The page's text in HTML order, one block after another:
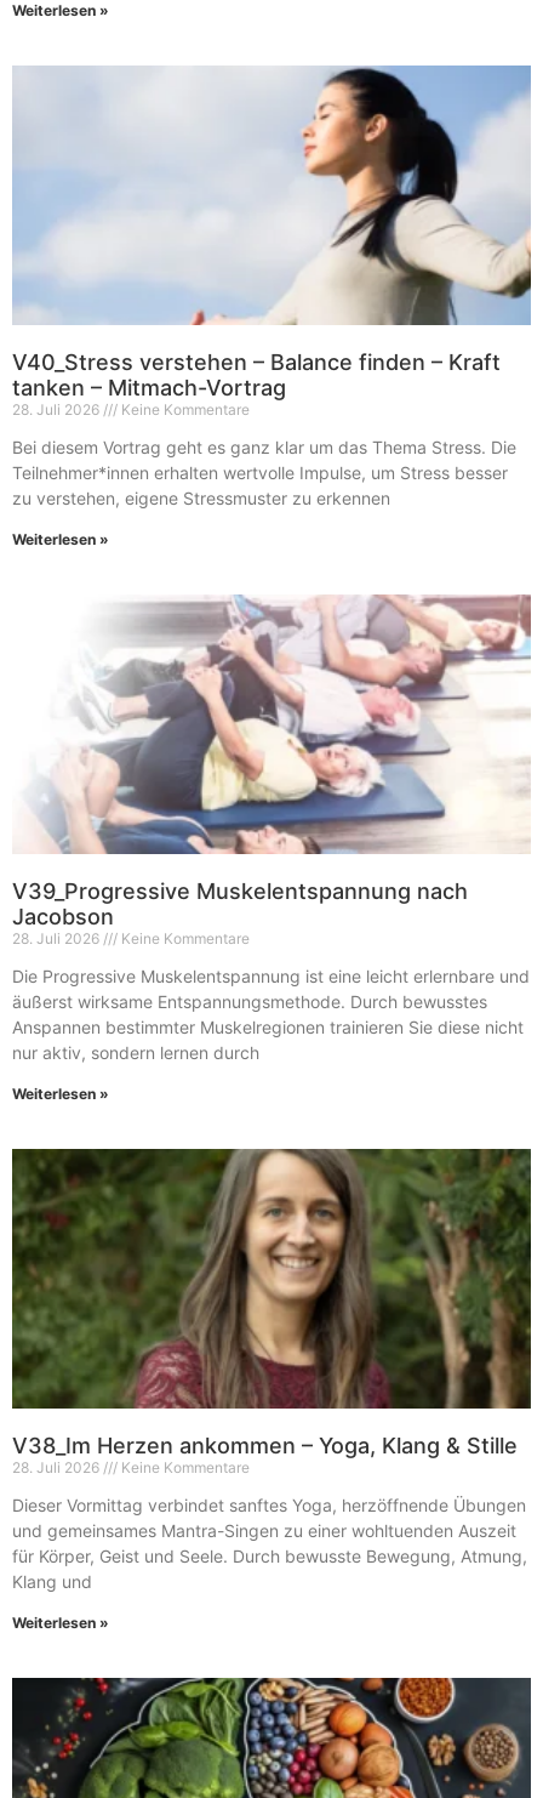
Weiterlesen »
V40_Stress verstehen – Balance finden – Kraft
tanken – Mitmach-Vortrag
28. Juli 2026 Keine Kommentare
Bei diesem Vortrag geht es ganz klar um das Thema Stress. Die
Teilnehmer*innen erhalten wertvolle Impulse, um Stress besser
zu verstehen, eigene Stressmuster zu erkennen
Weiterlesen »
V39_Progressive Muskelentspannung nach
Jacobson
28. Juli 2026 Keine Kommentare
Die Progressive Muskelentspannung ist eine leicht erlernbare und
äußerst wirksame Entspannungsmethode. Durch bewusstes
Anspannen bestimmter Muskelregionen trainieren Sie diese nicht
nur aktiv, sondern lernen durch
Weiterlesen »
V38_Im Herzen ankommen – Yoga, Klang & Stille
28. Juli 2026 Keine Kommentare
Dieser Vormittag verbindet sanftes Yoga, herzöffnende Übungen
und gemeinsames Mantra-Singen zu einer wohltuenden Auszeit
für Körper, Geist und Seele. Durch bewusste Bewegung, Atmung,
Klang und
Weiterlesen »